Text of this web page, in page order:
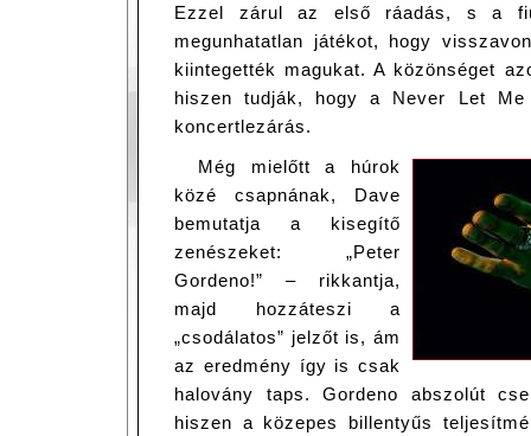
Ezzel zárul az első ráadás, s a
megunhatatlan játékot, hogy
kiintegették magukat. A közönséget
hiszen tudják, hogy a Never Let
koncertlezárás.
Még mielőtt a húrok
közé csapnának, Dave
bemutatja a kisegítő
zenészeket: „Peter
Gordeno!” – rikkantja,
majd hozzáteszi a
„csodálatos” jelzőt is, ám
az eredmény így is csak
halovány taps. Gordeno abszolút
hiszen a közepes billentyűs